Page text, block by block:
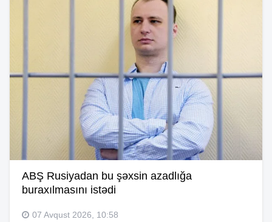
ABŞ Rusiyadan bu şəxsin azadlığa
buraxılmasını istədi
07 Avqust 2026, 10:58